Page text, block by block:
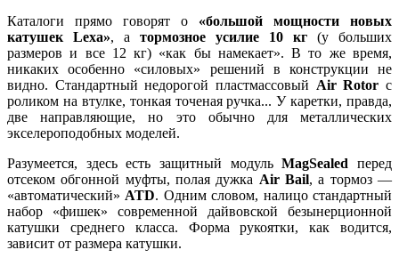
Каталоги прямо говорят о «большой мощности новых
катушек Lexa», а тормозное усилие 10 кг (у больших
размеров и все 12 кг) «как бы намекает». В то же время,
никаких особенно «силовых» решений в конструкции не
видно. Стандартный недорогой пластмассовый Air Rotor c
роликом на втулке, тонкая точеная ручка... У каретки, правда,
две направляющие, но это обычно для металлических
экселероподобных моделей.
Разумеется, здесь есть защитный модульMagSealed перед
отсеком обгонной муфты, полая дужка Air Bail, а тормоз —
«автоматический» ATD. Одним словом, налицо стандартный
набор «фишек» современной дайвовской безынерционной
катушки среднего класса. Форма рукоятки, как водится,
зависит от размера катушки.